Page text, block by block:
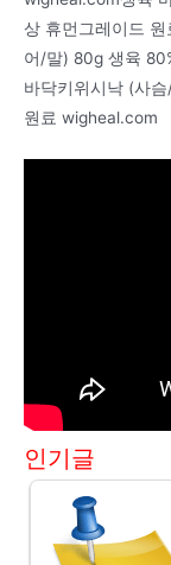
상 휴먼그레이드
어/말) 80g 생육
바닥키위시낙 (사
원료 wigheal.com
인기글